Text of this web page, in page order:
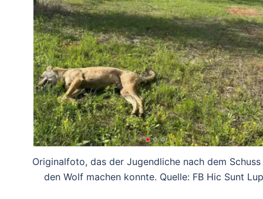
Originalfoto, das der Jugendliche nach dem
den Wolf machen konnte. Quelle: FB Hic Sunt